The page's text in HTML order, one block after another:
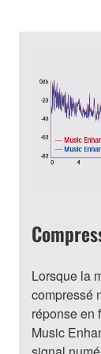
Lorsque la
compressé
réponse en
Music